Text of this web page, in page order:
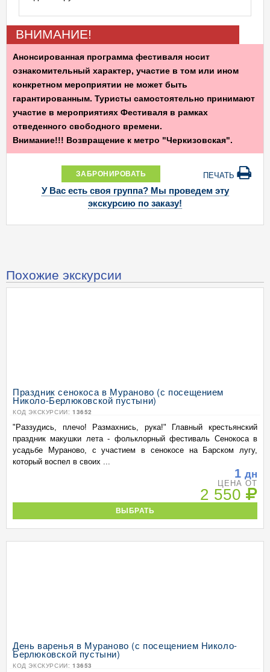
ВНИМАНИЕ!
Анонсированная программа фестиваля носит
ознакомительный характер, участие в том или ином
конкретном мероприятии не может быть
гарантированным. Туристы самостоятельно принимают
участие в мероприятиях Фестиваля в рамках
отведенного свободного времени.
Внимание!!! Возвращение к метро "Черкизовская".
ЗАБРОНИРОВАТЬ ПЕЧАТЬ
У Вас есть своя группа? Мы проведем эту
экскурсию по заказу!
Похожие экскурсии
Праздник сенокоса в Мураново (с посещением
Николо-Берлюковской пустыни)
КОД ЭКСКУРСИИ: 13652
"Раззудись, плечо! Размахнись, рука!" Главный крестьянский
праздник макушки лета - фольклорный фестиваль Сенокоса в
усадьбе Мураново, с участием в сенокосе на Барском лугу,
который воспел в своих ...
1 дн
ЦЕНА ОТ
2 550
ВЫБРАТЬ
День варенья в Мураново (с посещением Николо-
Берлюковской пустыни)
КОД ЭКСКУРСИИ: 13653